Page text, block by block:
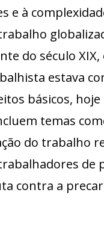
e à
do século
estava
básicos, hoje
temas
do trabalho
de
contra a